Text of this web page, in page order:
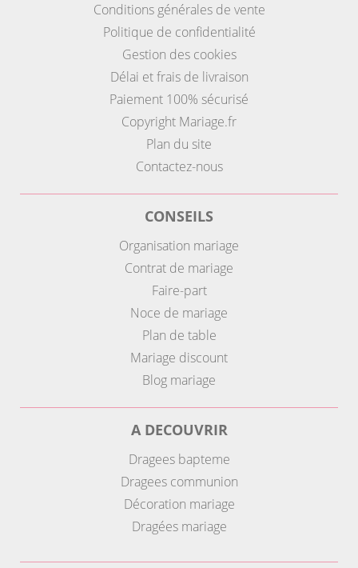
Conditions générales de vente
Politique de confidentialité
Gestion des cookies
Délai et frais de livraison
Paiement 100% sécurisé
Copyright Mariage.fr
Plan du site
Contactez-nous
CONSEILS
Organisation mariage
Contrat de mariage
Faire-part
Noce de mariage
Plan de table
Mariage discount
Blog mariage
A DECOUVRIR
Dragees bapteme
Dragees communion
Décoration mariage
Dragées mariage